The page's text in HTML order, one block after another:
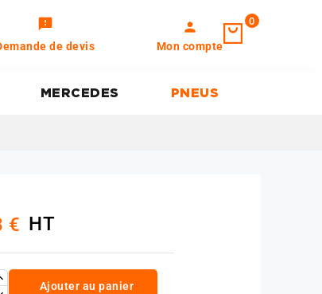
feedback
de devis
person
Mon compte
0
MERCEDES PNEUS
€ HT
Ajouter au panier